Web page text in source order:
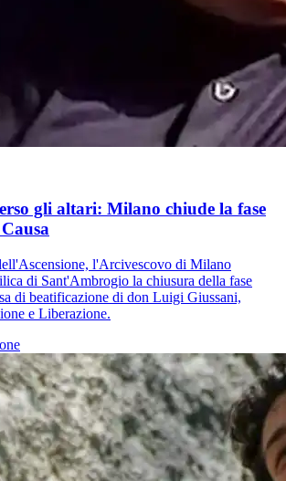
gli altari: Milano chiude la fase
l'Arcivescovo di Milano
di Sant'Ambrogio la chiusura della fase
di beatificazione di don Luigi Giussani,
e Liberazione.